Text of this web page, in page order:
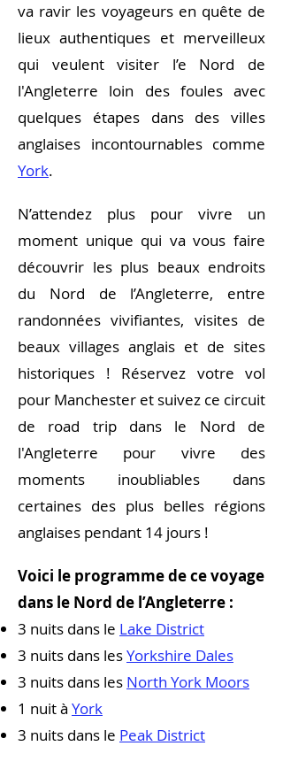
va ravir les voyageurs en quête de
lieux authentiques et merveilleux
qui veulent visiter l’e Nord de
l'Angleterre loin des foules avec
quelques étapes dans des villes
anglaises incontournables comme
York.
N’attendez plus pour vivre un
moment unique qui va vous faire
découvrir les plus beaux endroits
du Nord de l’Angleterre, entre
randonnées vivifiantes, visites de
beaux villages anglais et de sites
historiques ! Réservez votre vol
pour Manchester et suivez ce circuit
de road trip dans le Nord de
l'Angleterre pour vivre des
moments inoubliables dans
certaines des plus belles régions
anglaises pendant 14 jours !
Voici le programme de ce voyage
dans le Nord de l’Angleterre :
3 nuits dans le Lake District
3 nuits dans lesYorkshire Dales
3 nuits dans les North York Moors
1 nuit à York
3 nuits dans le Peak District